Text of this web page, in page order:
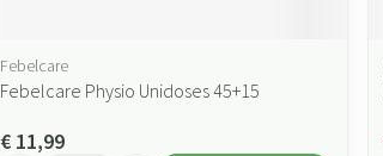
Febelcare
Febelcare Physio Unidoses 45+15
€ 11,99